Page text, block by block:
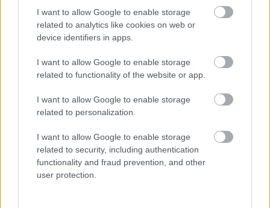
I want to allow Google to enable storage
related to analytics like cookies on web or
device identifiers in apps.
I want to allow Google to enable storage
related to functionality of the website or app.
I want to allow Google to enable storage
related to personalization.
I want to allow Google to enable storage
related to security, including authentication
functionality and fraud prevention, and other
user protection.
ENERGIATAKARÉKOSSÁG: KORÁBBAN KEZDŐDIK
A GYŐRI AUDI ETO KC PÉNTEKI FELKÉSZÜLÉSI
MÉRKŐZÉSE
előrébb hozták a Brest Bretagne Handball elleni találkozó
kezdését.